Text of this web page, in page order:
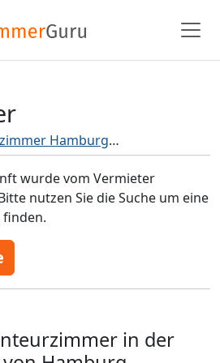
Hamburg
wurde vom Vermieter
nutzen Sie die Suche um eine
in der